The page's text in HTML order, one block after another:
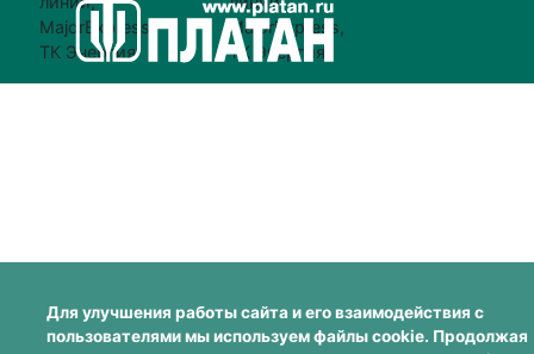
MajorExpress,
ТК Энергия
MajorExpress,
ТК Энергия
Для улучшения работы сайта и его взаимодействия с
пользователями мы используем файлы cookie. Продолжая